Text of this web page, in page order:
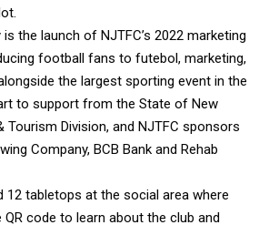
is the launch of NJTFC’s 2022 marketing
football fans to futebol, marketing,
the largest sporting event in the
to support from the State of New
Tourism Division, and NJTFC sponsors
Company, BCB Bank and Rehab
12 tabletops at the social area where
code to learn about the club and